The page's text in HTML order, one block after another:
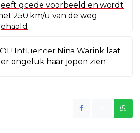
goede voorbeeld en wordt
250 km/u van de weg
Influencer Nina Warink laat
ongeluk haar jopen zien